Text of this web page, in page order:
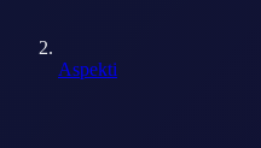
Aspekti